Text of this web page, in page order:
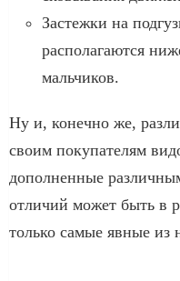
Застежки на
располагаются
мальчиков.
Ну и, конечно же,
своим покупателям
дополненные
отличий может быть в
только самые явные из